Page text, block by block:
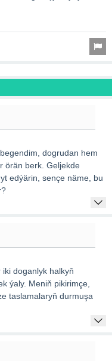
dogrudan hem
örän berk. Geljekde
edýärin, sençe näme, bu
doganlyk halkyň
ýaly. Meniň pikirimçe,
taslamalaryň durmuşa